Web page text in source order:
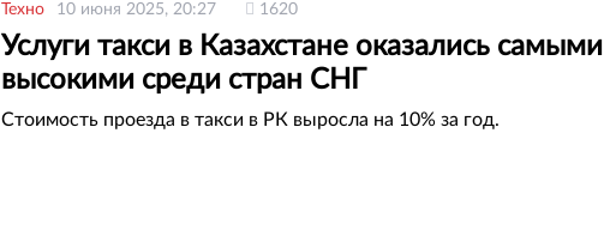
Техно 10 июня 2025, 20:27 1620
Услуги такси в Казахстане оказались самыми
высокими среди стран СНГ
Стоимость проезда в такси в РК выросла на 10% за год.